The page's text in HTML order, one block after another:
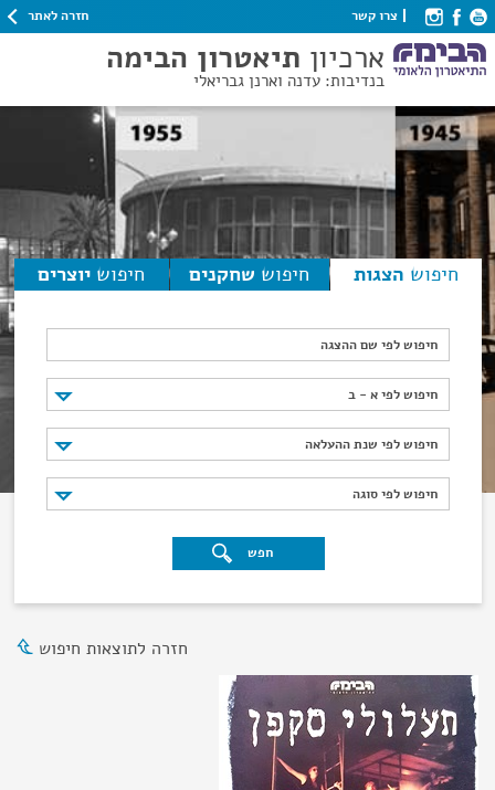
צרו קשר חזרה לאתר
ארכיון תיאטרון הבימה
בנדיבות: עדנה וארנן גבריאלי
חיפוש הצגות חיפוש שחקנים חיפוש יוצרים
חיפוש לפי שם ההצגה
חיפוש לפי א - ב
חיפוש לפי א - ב
חיפוש לפי שנת ההעלאה
חיפוש לפי שנת ההעלאה
חיפוש לפי סוגה
חיפוש לפי סוגה
חפש
חזרה לתוצאות חיפוש